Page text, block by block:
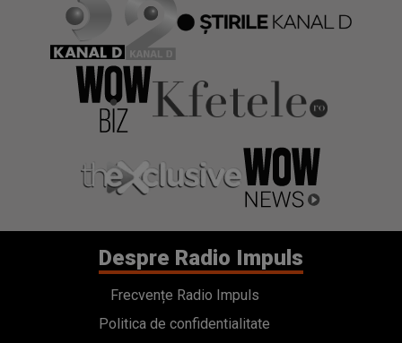
Despre Radio Impuls
Frecvențe Radio Impuls
Politica de confidentialitate